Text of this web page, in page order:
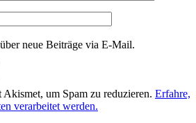
neue Beiträge via E-Mail.
um Spam zu reduzieren. Erfahre,
verarbeitet werden.